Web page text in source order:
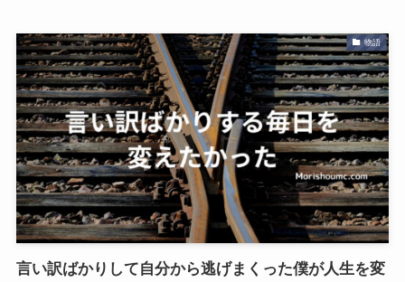
物語
言い訳ばかりして自分から逃げまくった僕が人生を変